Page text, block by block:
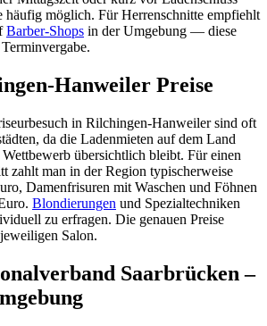
häufig möglich. Für Herrenschnitte empfiehlt
Barber-Shops in der Umgebung — diese
Hanweiler Preise
in Rilchingen-Hanweiler sind oft
da die Ladenmieten auf dem Land
übersichtlich bleibt. Für einen
zahlt man in der Region typischerweise
Damenfrisuren mit Waschen und Föhnen
Blondierungen und Spezialtechniken
zu erfragen. Die genauen Preise
Salon.
Saarbrücken –